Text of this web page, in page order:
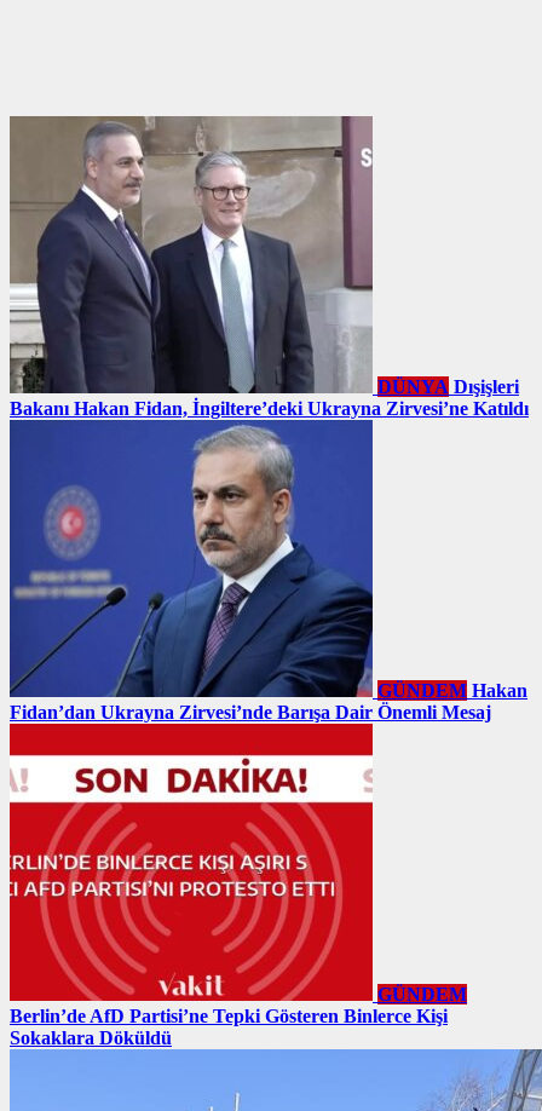
DÜNYA Dışişleri
Bakanı Hakan Fidan, İngiltere’deki Ukrayna Zirvesi’ne Katıldı
GÜNDEM Hakan
Fidan’dan Ukrayna Zirvesi’nde Barışa Dair Önemli Mesaj
GÜNDEM
Berlin’de AfD Partisi’ne Tepki Gösteren Binlerce Kişi
Sokaklara Döküldü